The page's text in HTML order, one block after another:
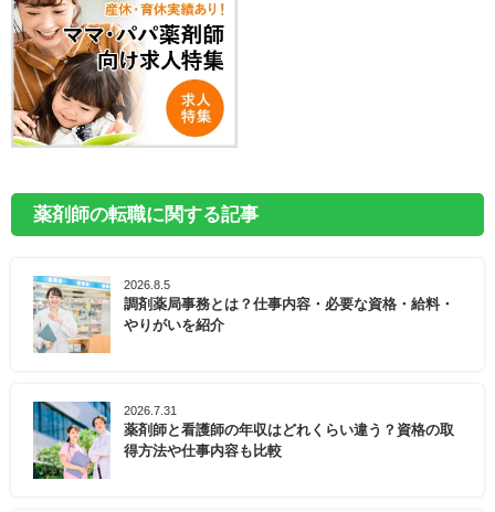
薬剤師の転職に関する記事
2026.8.5
調剤薬局事務とは？仕事内容・必要な資格・給料・
やりがいを紹介
2026.7.31
薬剤師と看護師の年収はどれくらい違う？資格の取
得方法や仕事内容も比較